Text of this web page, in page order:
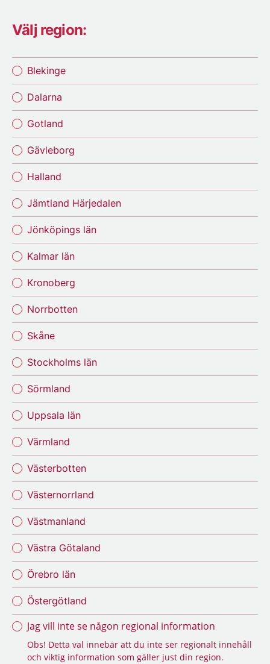
Välj region:
Blekinge
Dalarna
Gotland
Gävleborg
Halland
Jämtland Härjedalen
Jönköpings län
Kalmar län
Kronoberg
Norrbotten
Skåne
Stockholms län
Sörmland
Uppsala län
Värmland
Västerbotten
Västernorrland
Västmanland
Västra Götaland
Örebro län
Östergötland
Jag vill inte se någon regional information
Obs! Detta val innebär att du inte ser regionalt innehåll
och viktig information som gäller just din region.